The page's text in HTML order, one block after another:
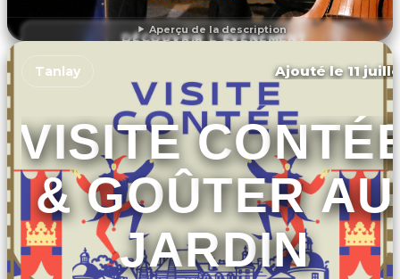
Aperçu de la description
DÉCOUVRIR L'ÉVÉNEMENT
Tanlay Ajouté le 11
VISITE
& GOÛTER AU
JARDIN